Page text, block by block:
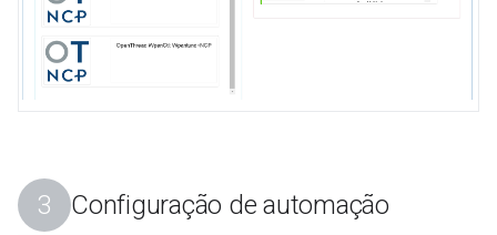
Configuração de automação